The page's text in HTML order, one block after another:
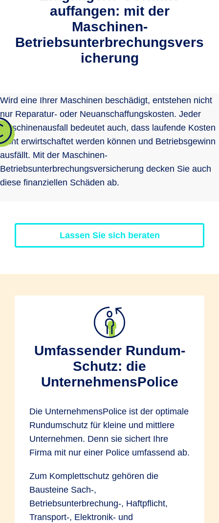
auffangen: mit der
Maschinen-
Betriebsunterbrechungsvers
icherung
Wird eine Ihrer Maschinen beschädigt, entstehen nicht
nur Reparatur- oder Neuanschaffungskosten. Jeder
Maschinenausfall bedeutet auch, dass laufende Kosten
nicht erwirtschaftet werden können und Betriebsgewinn
ausfällt. Mit der Maschinen-
Betriebsunterbrechungsversicherung decken Sie auch
diese finanziellen Schäden ab.
Lassen Sie sich beraten
Umfassender Rundum-
Schutz: die
UnternehmensPolice
Die UnternehmensPolice ist der optimale
Rundumschutz für kleine und mittlere
Unternehmen. Denn sie sichert Ihre
Firma mit nur einer Police umfassend ab.
Zum Komplettschutz gehören die
Bausteine Sach-,
Betriebsunterbrechung-, Haftpflicht,
Transport-, Elektronik- und